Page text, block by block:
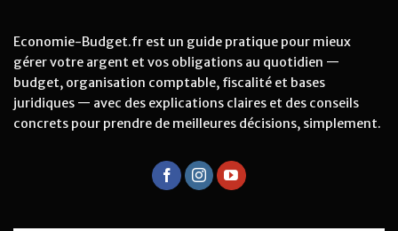
Economie-Budget.fr est un guide pratique pour mieux
gérer votre argent et vos obligations au quotidien —
budget, organisation comptable, fiscalité et bases
juridiques — avec des explications claires et des conseils
concrets pour prendre de meilleures décisions, simplement.